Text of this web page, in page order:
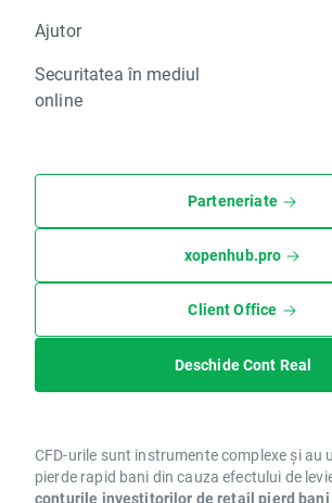
Ajutor
Securitatea în mediul
online
Parteneriate
xopenhub.pro
Client Office
Deschide Cont Real
CFD-urile sunt instrumente complexe și au
pierde rapid bani din cauza efectului de
conturile investitorilor de retail pierd bani